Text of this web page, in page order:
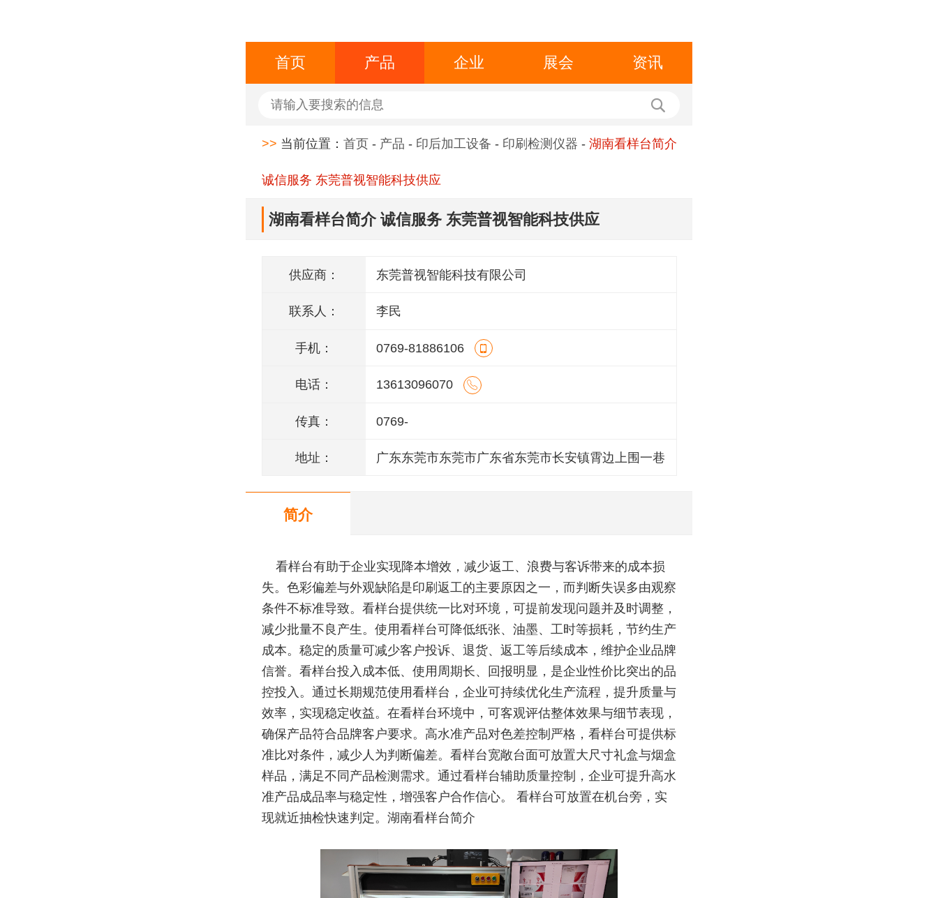
首页 产品 企业 展会 资讯
>> 当前位置： 首页 - 产品 - 印后加工设备 - 印刷检测仪器 - 湖南看样台简介
诚信服务 东莞普视智能科技供应
湖南看样台简介 诚信服务 东莞普视智能科技供应
供应商： 东莞普视智能科技有限公司
联系人： 李民
手机： 0769-81886106
电话： 13613096070
传真： 0769-
地址： 广东东莞市东莞市广东省东莞市长安镇霄边上围一巷
简介
看样台有助于企业实现降本增效，减少返工、浪费与客诉带来的成本损
失。色彩偏差与外观缺陷是印刷返工的主要原因之一，而判断失误多由观察
条件不标准导致。看样台提供统一比对环境，可提前发现问题并及时调整，
减少批量不良产生。使用看样台可降低纸张、油墨、工时等损耗，节约生产
成本。稳定的质量可减少客户投诉、退货、返工等后续成本，维护企业品牌
信誉。看样台投入成本低、使用周期长、回报明显，是企业性价比突出的品
控投入。通过长期规范使用看样台，企业可持续优化生产流程，提升质量与
效率，实现稳定收益。在看样台环境中，可客观评估整体效果与细节表现，
确保产品符合品牌客户要求。高水准产品对色差控制严格，看样台可提供标
准比对条件，减少人为判断偏差。看样台宽敞台面可放置大尺寸礼盒与烟盒
样品，满足不同产品检测需求。通过看样台辅助质量控制，企业可提升高水
准产品成品率与稳定性，增强客户合作信心。 看样台可放置在机台旁，实
现就近抽检快速判定。湖南看样台简介